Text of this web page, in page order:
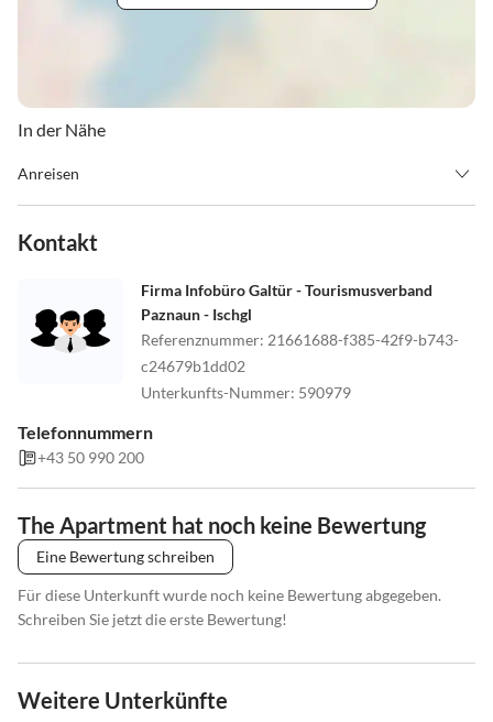
In der Nähe
Anreisen
Nach der Ortstafel Tschafein der Straße nach bergab, wir sind auf
Check-in 16:00/Check-out 10:00, (Gepäckabgabe möglich).
Kontakt
Firma Infobüro Galtür - Tourismusverband
Paznaun - Ischgl
Referenznummer: 21661688-f385-42f9-b743-
c24679b1dd02
Unterkunfts-Nummer: 590979
Telefonnummern
+43 50 990 200
The Apartment hat noch keine Bewertung
Eine Bewertung schreiben
Für diese Unterkunft wurde noch keine Bewertung abgegeben.
Schreiben Sie jetzt die erste Bewertung!
Weitere Unterkünfte